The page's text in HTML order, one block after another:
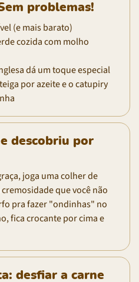
problemas!
(e mais barato)
cozida com molho
dá um toque especial
por azeite e o catupiry
descobriu por
joga uma colher de
que você não
pra fazer "ondinhas" no
fica crocante por cima e
desfiar a carne